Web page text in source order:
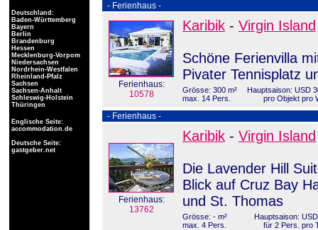
- Ferienhaus -
Ferienhaus:
10578
Karibik - Virgin Island
Schöne Ferienvilla
Pivater Tennisplatz
Grösse: 300 m²
max. 14 Pers.
Hauptsaison: USD
pro Objekt pro
- Ferienhaus -
Ferienhaus:
13762
Karibik - Virgin Island
Die Lavender Hill
Blick auf Cruz Bay
und St. Thomas
Grösse: - m²
max. 4 Pers.
Hauptsaison:
für 2 Pers. pro
Deutschland:
Baden-Württemberg
Bayern
Berlin
Brandenburg
Hessen
Mecklenburg-Vorpom
Niedersachsen
Nordrhein-Westfalen
Rheinland-Pfalz
Sachsen
Sachsen-Anhalt
Schleswig-Holstein
Thüringen
Englische Seite:
accommodation.de
Deutsche Seite:
gastgeber.net